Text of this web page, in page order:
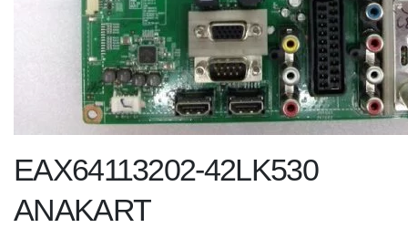
EAX64113202-42LK530
ANAKART